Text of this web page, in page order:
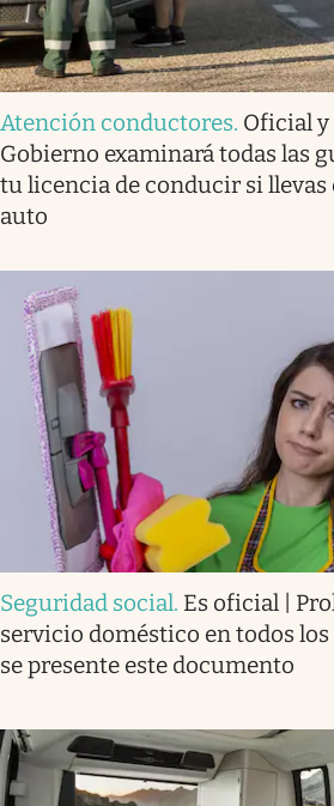
Atención conductores. Oficial
Gobierno examinará todas las
tu licencia de conducir si llevas
auto
Seguridad social. Es oficial |
servicio doméstico en todos
se presente este documento